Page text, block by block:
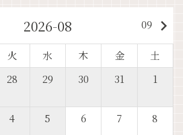
2026-08 09 keyboard_arrow_right
火 水 木 金
土
28 29 30 31 1
4 5 6 7 8